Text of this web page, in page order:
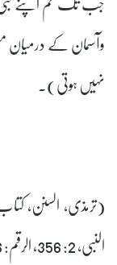
وآسمان کے درمیان
نہیں ہوتی)۔
(ترمذی، السنن،
النبی، 2: 356، الرقم: 486)